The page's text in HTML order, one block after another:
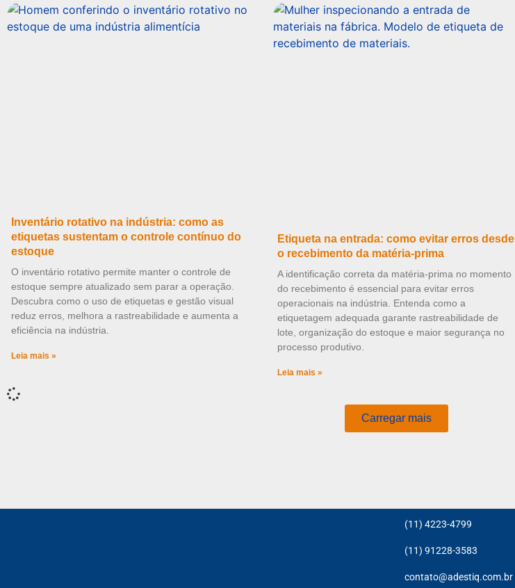
Inventário rotativo na indústria: como as
etiquetas sustentam o controle contínuo do
estoque
O inventário rotativo permite manter o controle de
estoque sempre atualizado sem parar a operação.
Descubra como o uso de etiquetas e gestão visual
reduz erros, melhora a rastreabilidade e aumenta a
eficiência na indústria.
Leia mais »
Etiqueta na entrada: como evitar erros desde
o recebimento da matéria-prima
A identificação correta da matéria-prima no momento
do recebimento é essencial para evitar erros
operacionais na indústria. Entenda como a
etiquetagem adequada garante rastreabilidade de
lote, organização do estoque e maior segurança no
processo produtivo.
Leia mais »
Carregar mais
(11) 4223-4799
(11) 91228-3583
contato@adestiq.com.br